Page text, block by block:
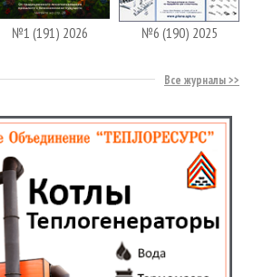
№1 (191) 2026 №6 (190) 2025
Все журналы